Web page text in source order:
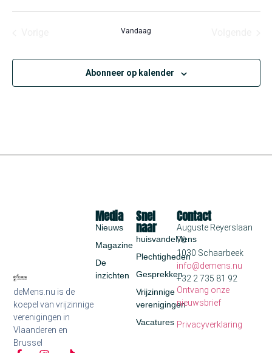
Vandaag
Abonneer op kalender
deMens.nu is de
koepel van vrijzinnige
verenigingen in
Vlaanderen en
Brussel
Snel
naar
huisvandeMens
Plechtigheden
Gesprekken
Vrijzinnige
verenigingen
Vacatures
Media
Nieuws
Magazine
De
inzichten
Contact
Auguste Reyerslaan
70
1030 Schaarbeek
info@demens.nu
+32 2 735 81 92
Ontvang onze
nieuwsbrief
Privacyverklaring